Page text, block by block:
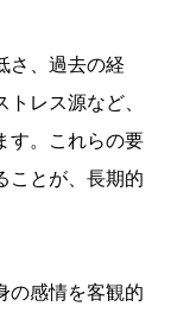
さ、過去の経
レス源など、
す。これらの要
ことが、長期的
の感情を客観的